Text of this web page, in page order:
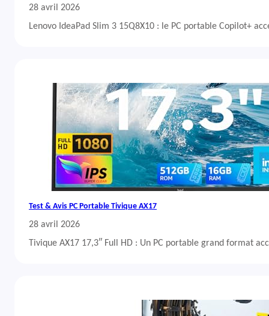
28 avril 2026
Lenovo IdeaPad Slim 3 15Q8X10 : le PC portable Copilot+
Test & Avis PC Portable Tivique AX17
28 avril 2026
Tivique AX17 17,3″ Full HD : Un PC portable grand format